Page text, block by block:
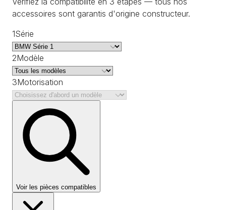
accessoires sont garantis d'origine constructeur.
1Série
2Modèle
3Motorisation
Voir les pièces compatibles